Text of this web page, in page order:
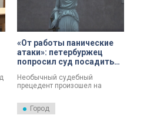
«От работы панические
атаки»: петербуржец
попросил суд посадить
Необычный судебный
прецедент произошел на
Осужденный за угрозу
убийством мужчина сам
Город